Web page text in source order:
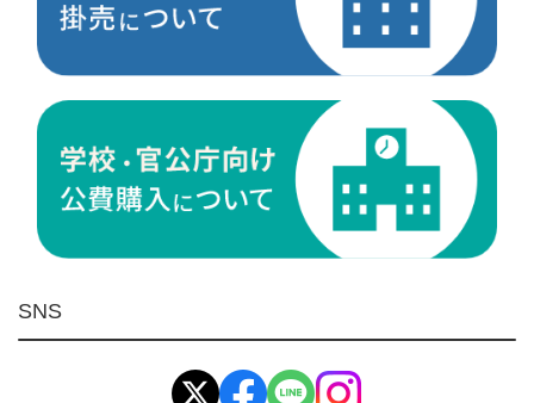
切削工具
ケミカル製品
荷役伝導
環境安全用品
イマオ製品(IMAO)
工業資材(栃木屋)
SNS